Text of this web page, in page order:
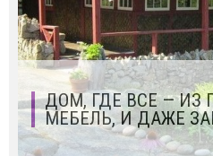
ДОМ, ГДЕ ВСЕ — ИЗ
МЕБЕЛЬ, И ДАЖЕ